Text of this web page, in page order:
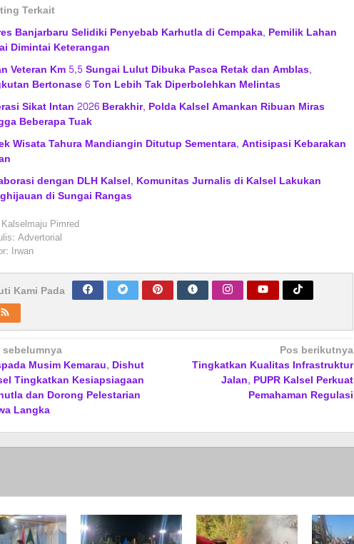
Terkait
Banjarbaru Selidiki Penyebab Karhutla di Cempaka, Pemilik Lahan
Dimintai Keterangan
Veteran Km 5,5 Sungai Lulut Dibuka Pasca Retak dan Amblas,
Bertonase 6 Ton Lebih Tak Diperbolehkan Melintas
Sikat Intan 2026 Berakhir, Polda Kalsel Amankan Ribuan Miras
Beberapa Tuak
Wisata Tahura Mandiangin Ditutup Sementara, Antisipasi Kebarakan
dengan DLH Kalsel, Komunitas Jurnalis di Kalsel Lakukan
di Sungai Rangas
Kalselmaju Pimred
Advertorial
Irwan
Kami Pada
sebelumnya
Musim Kemarau, Dishut
Tingkatkan Kesiapsiagaan
dan Dorong Pelestarian
Langka
Pos berikutnya
Tingkatkan Kualitas Infrastruktur
Jalan, PUPR Kalsel Perkuat
Pemahaman Regulasi